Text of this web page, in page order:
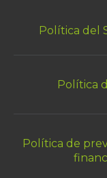
Política del
Política
Política de